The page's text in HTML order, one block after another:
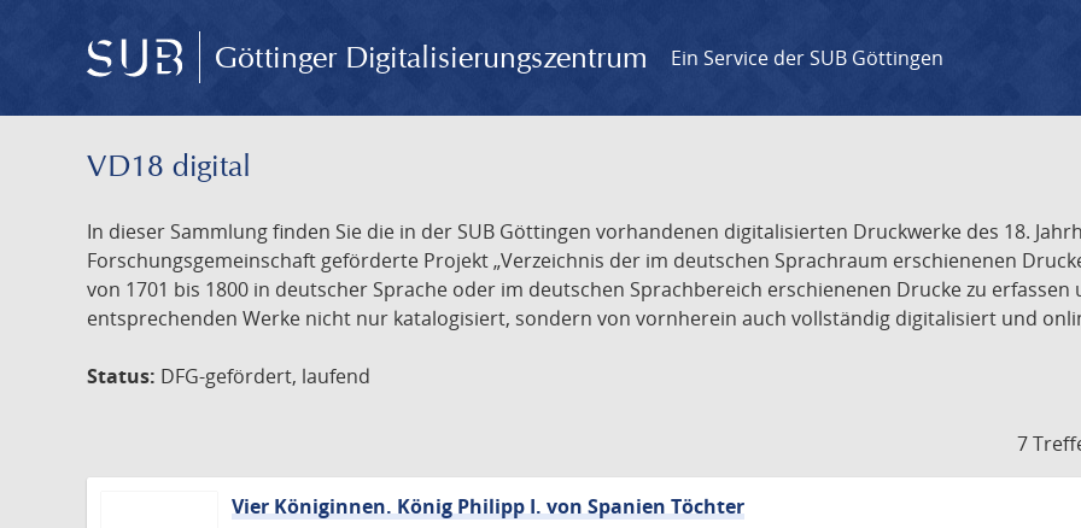
Göttinger Digitalisierungszentrum Ein Service der SUB Göttingen
VD18 digital
In dieser Sammlung finden Sie die in der SUB Göttingen vorhandenen digitalisierten Druckwerke des 18.
Forschungsgemeinschaft geförderte Projekt „Verzeichnis der im deutschen Sprachraum erschienenen
von 1701 bis 1800 in deutscher Sprache oder im deutschen Sprachbereich erschienenen Drucke zu
entsprechenden Werke nicht nur katalogisiert, sondern von vornherein auch vollständig digitalisiert und
Status: DFG-gefördert, laufend
7
Vier Königinnen. König Philipp I. von Spanien Töchter